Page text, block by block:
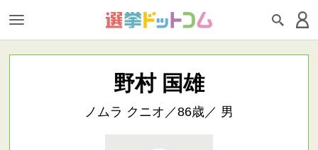
野村 国雄
ノムラ クニオ／86歳／ 男